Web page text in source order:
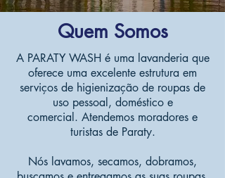
A PARATY WASH é uma lavanderia que
oferece uma excelente estrutura em
serviços de higienização de roupas de
uso pessoal, doméstico e
comercial. Atendemos moradores e
turistas de Paraty.
Nós lavamos, secamos, dobramos,
Quem Somos